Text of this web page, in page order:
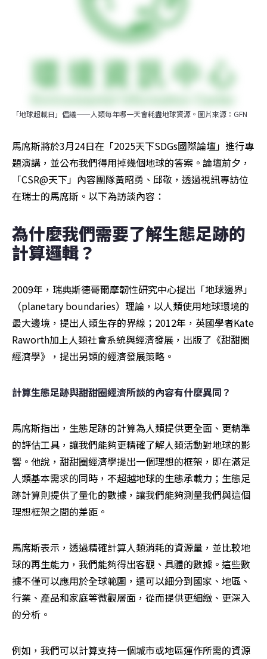
「地球超載日」倡議——人類每年哪一天會耗盡地球資源。圖片來源：GFN
馬席斯將於3月24日在「2025天下SDGs國際論壇」進行專
題演講，並公布我們得用掉幾個地球的答案。論壇前夕，
「CSR@天下」內容團隊黃昭勇、邱敬，透過視訊專訪位
在瑞士的馬席斯。以下為訪談內容：
為什麼我們需要了解生態足跡的
計算邏輯？
2009年，瑞典斯德哥爾摩韌性研究中心提出「地球邊界」
（planetary boundaries）理論，以人類使用地球環境的
最大邊境，提出人類生存的界線；2012年，英國學者Kate
Raworth加上人類社會系統與經濟發展，出版了《甜甜圈
經濟學》，提出另類的經濟發展策略。
計算生態足跡與甜甜圈經濟所談的內容有什麼異同？
馬席斯指出，生態足跡的計算為人類提供更全面、更精準
的評估工具，讓我們能夠更精確了解人類活動對地球的影
響。他說，甜甜圈經濟學提出一個理想的框架，即在滿足
人類基本需求的同時，不超越地球的生態承載力；生態足
跡計算則提供了量化的數據，讓我們能夠測量我們與這個
理想框架之間的差距。
馬席斯表示，透過精確計算人類消耗的資源量，並比較地
球的再生能力，我們能夠得出客觀、具體的數據。這些數
據不僅可以應用於全球範圍，還可以細分到國家、地區、
行業、產品和家庭等微觀層面，從而提供更細緻、更深入
的分析。
例如，我們可以計算支持一個城市或地區運作所需的資源